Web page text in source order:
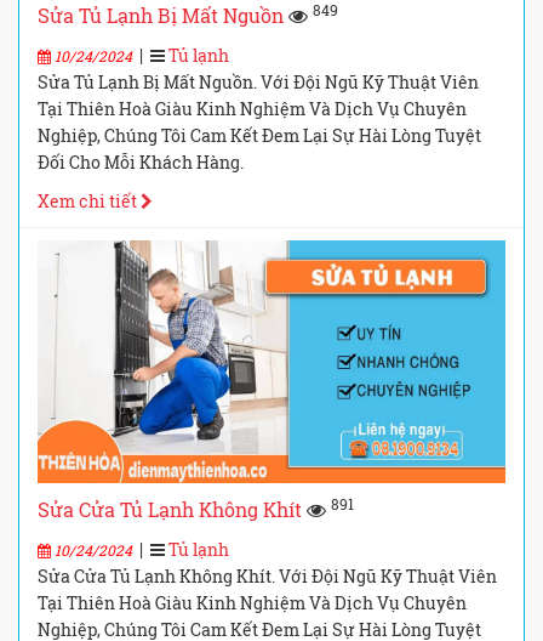
Sửa Tủ Lạnh Bị Mất Nguồn 849
10/24/2024|
Tủ lạnh
Sửa Tủ Lạnh Bị Mất Nguồn. Với Đội Ngũ Kỹ Thuật Viên
Tại Thiên Hoà Giàu Kinh Nghiệm Và Dịch Vụ Chuyên
Nghiệp, Chúng Tôi Cam Kết Đem Lại Sự Hài Lòng Tuyệt
Đối Cho Mỗi Khách Hàng.
Xem chi tiết
Sửa Cửa Tủ Lạnh Không Khít 891
10/24/2024|
Tủ lạnh
Sửa Cửa Tủ Lạnh Không Khít. Với Đội Ngũ Kỹ Thuật Viên
Tại Thiên Hoà Giàu Kinh Nghiệm Và Dịch Vụ Chuyên
Nghiệp, Chúng Tôi Cam Kết Đem Lại Sự Hài Lòng Tuyệt